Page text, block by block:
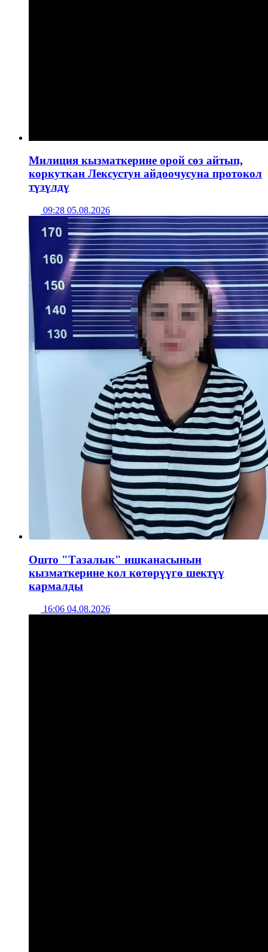
Милиция кызматкерине орой сөз айтып,
коркуткан Лексустун айдоочусуна протокол
түзүлдү
09:28 05.08.2026
Ошто "Тазалык" ишканасынын
кызматкерине кол көтөрүүгө шектүү
кармалды
16:06 04.08.2026